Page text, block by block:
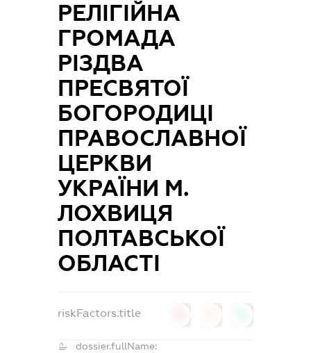
РЕЛІГІЙНА
ГРОМАДА
РІЗДВА
ПРЕСВЯТОЇ
БОГОРОДИЦІ
ПРАВОСЛАВНОЇ
ЦЕРКВИ
УКРАЇНИ М.
ЛОХВИЦЯ
ПОЛТАВСЬКОЇ
ОБЛАСТІ
riskFactors.title
dossier.fullName: